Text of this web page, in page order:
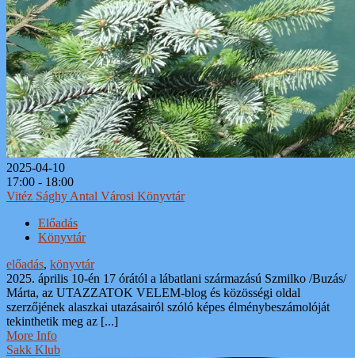
2025-04-10
17:00 - 18:00
Vitéz Sághy Antal Városi Könyvtár
Előadás
Könyvtár
előadás, könyvtár
2025. április 10-én 17 órától a lábatlani származású Szmilko /Buzás/
Márta, az UTAZZATOK VELEM-blog és közösségi oldal
szerzőjének alaszkai utazásairól szóló képes élménybeszámolóját
tekinthetik meg az [...]
More Info
Sakk Klub